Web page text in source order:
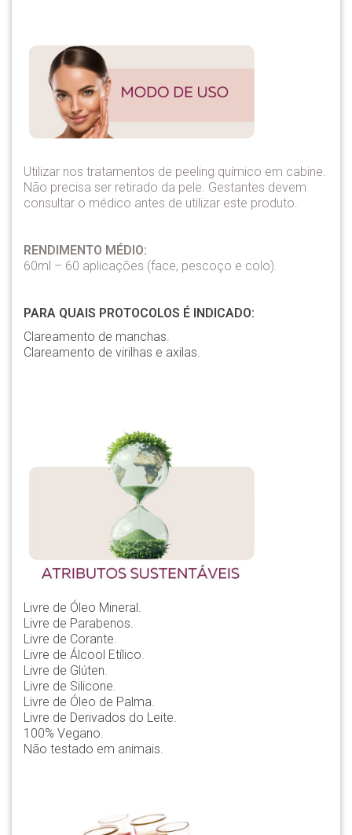
Utilizar nos tratamentos de peeling químico em cabine.
Não precisa ser retirado da pele. Gestantes devem
consultar o médico antes de utilizar este produto.
RENDIMENTO MÉDIO:
60ml – 60 aplicações (face, pescoço e colo).
PARA QUAIS PROTOCOLOS É INDICADO:
Clareamento de manchas.
Clareamento de virilhas e axilas.
Livre de Óleo Mineral.
Livre de Parabenos.
Livre de Corante.
Livre de Álcool Etílico.
Livre de Glúten.
Livre de Silicone.
Livre de Óleo de Palma.
Livre de Derivados do Leite.
100% Vegano.
Não testado em animais.